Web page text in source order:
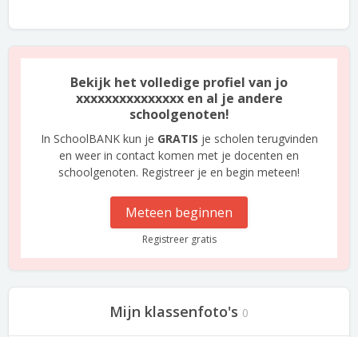
Bekijk het volledige profiel van jo
xxxxxxxxxxxxxxx en al je andere
schoolgenoten!
In SchoolBANK kun je GRATIS je scholen terugvinden
en weer in contact komen met je docenten en
schoolgenoten. Registreer je en begin meteen!
Meteen beginnen
Registreer gratis
Mijn klassenfoto's 0